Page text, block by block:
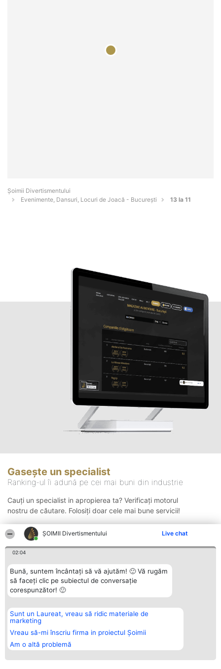
ŞOIMII Divertismentului Live chat
02:04
Bună, suntem încântați să vă ajutăm! 🙂 Vă rugăm
să faceți clic pe subiectul de conversație
corespunzător! 🙂
Sunt un Laureat, vreau să ridic materiale de
marketing
Vreau să-mi înscriu firma in proiectul Șoimii
Am o altă problemă
Şoimii Divertismentului
Evenimente, Dansuri, Locuri de Joacă - Bucureşti
13 la 11
Gasește un specialist
Ranking-ul îi adună pe cei mai buni din industrie
Cauți un specialist in apropierea ta? Verificați motorul
nostru de căutare. Folosiți doar cele mai bune servicii!
Organizator Ranking
BRIGHT SOLUTIONS BR SRL
Aleea Timisul De Sus 2 Bl. A30
Sc. A Et. 4 Ap. 13 Cod 061952
București
CUI 36737675
Plebiscyt
Lista Tuturor
Laureaților
Statut
Contact